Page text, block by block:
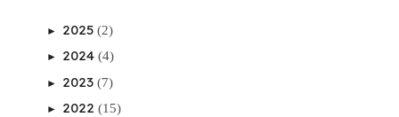
► 2025 (2)
► 2024 (4)
► 2023 (7)
► 2022 (15)